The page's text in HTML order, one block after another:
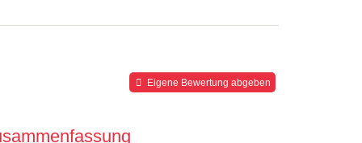
Eigene Bewertung abgeben